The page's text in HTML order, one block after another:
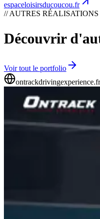
espaceloisirsducoucou.fr
// AUTRES RÉALISATIONS
Découvrir
Voir tout le portfolio
ontrackdrivingexperience.fr